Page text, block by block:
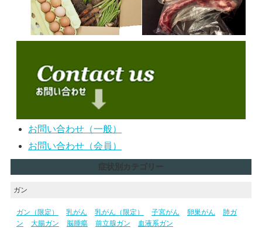
お問い合わせ（一般）
お問い合わせ（会員）
症状別カテゴリー
ガン
ガン（限定） 乳がん 乳がん（限定） 子宮がん 卵巣がん
肺ガ
ン
大腸ガン 脳腫瘍 前立腺ガン 血液系ガン